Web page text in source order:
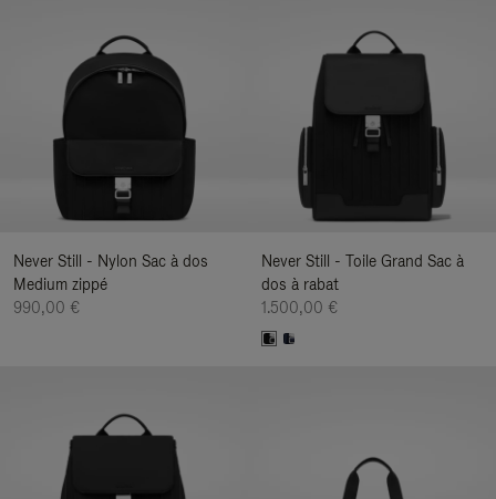
Never Still - Nylon Sac à dos
Medium zippé
990,00 €
Never Still - Toile Grand Sac à
dos à rabat
1.500,00 €